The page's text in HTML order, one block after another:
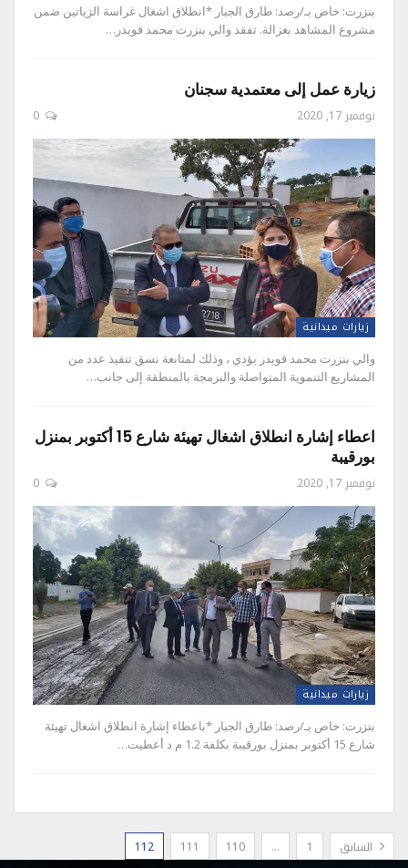
بنزرت: خاص بـ/رصد: طارق الجبار *انطلاق اشغال غراسة الزياتين ضمن
مشروع المشاهد بغزالة. تفقد والي بنزرت محمد قويدر…
زيارة عمل إلى معتمدية سجنان
نوفمبر 17, 2020
زيارات ميدانية
والي بنزرت محمد قويدر يؤدي ، وذلك لمتابعة نسق تنفيذ عدد من
المشاريع التنموية المتواصلة والبرمجة بالمنطقة إلى جانب…
اعطاء إشارة انطلاق اشغال تهيئة شارع 15 أكتوبر بمنزل
بورقيبة
نوفمبر 17, 2020
زيارات ميدانية
بنزرت: خاص بـ/رصد: طارق الجبار *باعطاء إشارة انطلاق اشغال تهيئة
شارع 15 أكتوبر بمنزل بورقيبة بكلفة 1.2 م د أعطيت…
السابق 1
…
110
111
112